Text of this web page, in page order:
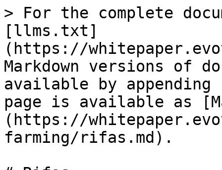
> For the complete
[llms.txt]
(https://
Markdown versions of
available by
page is available as
(https://
farming/rifas.md).